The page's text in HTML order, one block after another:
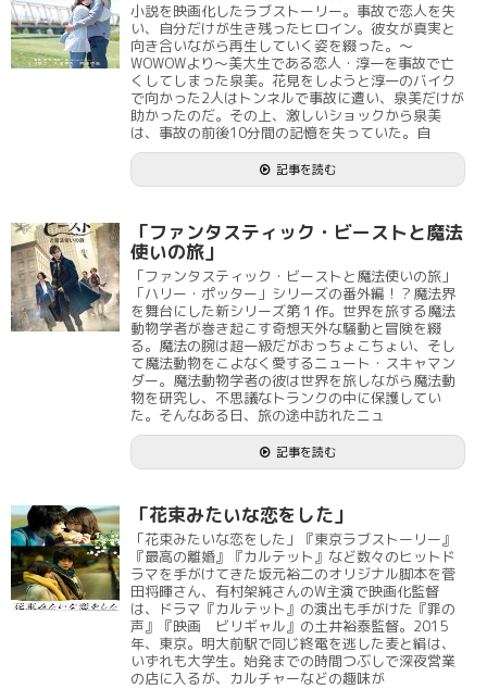
小説を映画化したラブストーリー。事故で恋人を失
い、自分だけが生き残ったヒロイン。彼女が真実と
向き合いながら再生していく姿を綴った。～
WOWOWより～美大生である恋人・淳一を事故で亡
くしてしまった泉美。花見をしようと淳一のバイク
で向かった2人はトンネルで事故に遭い、泉美だけが
助かったのだ。その上、激しいショックから泉美
は、事故の前後10分間の記憶を失っていた。自
記事を読む
「ファンタスティック・ビーストと魔法
使いの旅」
「ファンタスティック・ビーストと魔法使いの旅」
「ハリー・ポッター」シリーズの番外編！？魔法界
を舞台にした新シリーズ第１作。世界を旅する魔法
動物学者が巻き起こす奇想天外な騒動と冒険を綴
る。魔法の腕は超一級だがおっちょこちょい、そし
て魔法動物をこよなく愛するニュート・スキャマン
ダー。魔法動物学者の彼は世界を旅しながら魔法動
物を研究し、不思議なトランクの中に保護してい
た。そんなある日、旅の途中訪れたニュ
記事を読む
「花束みたいな恋をした」
「花束みたいな恋をした」『東京ラブストーリー』
『最高の離婚』『カルテット』など数々のヒットド
ラマを手がけてきた坂元裕二のオリジナル脚本を菅
田将暉さん、有村架純さんのW主演で映画化監督
は、ドラマ『カルテット』の演出も手がけた『罪の
声』『映画 ビリギャル』の土井裕泰監督。2015
年、東京。明大前駅で同じ終電を逃した麦と絹は、
いずれも大学生。始発までの時間つぶしで深夜営業
の店に入るが、カルチャーなどの趣味が